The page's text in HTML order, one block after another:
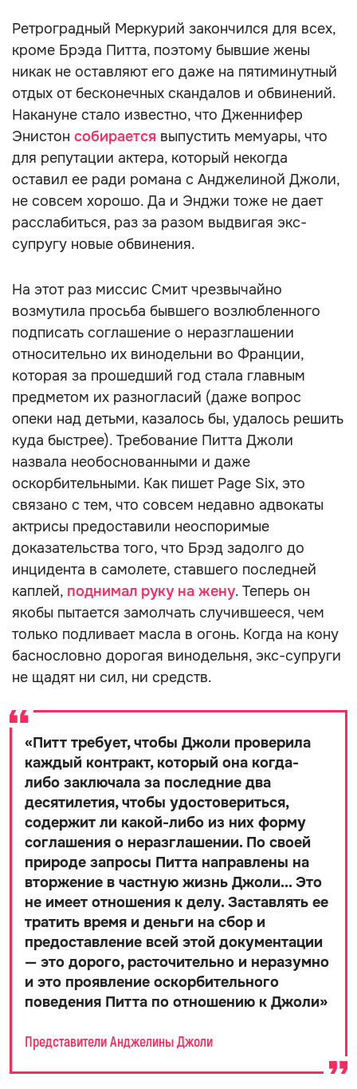
Ретроградный Меркурий закончился для всех,
кроме Брэда Питта, поэтому бывшие жены
никак не оставляют его даже на пятиминутный
отдых от бесконечных скандалов и обвинений.
Накануне стало известно, что Дженнифер
Энистон собирается выпустить мемуары, что
для репутации актера, который некогда
оставил ее ради романа с Анджелиной Джоли,
не совсем хорошо. Да и Энджи тоже не дает
расслабиться, раз за разом выдвигая экс-
супругу новые обвинения.
На этот раз миссис Смит чрезвычайно
возмутила просьба бывшего возлюбленного
подписать соглашение о неразглашении
относительно их винодельни во Франции,
которая за прошедший год стала главным
предметом их разногласий (даже вопрос
опеки над детьми, казалось бы, удалось решить
куда быстрее). Требование Питта Джоли
назвала необоснованными и даже
оскорбительными. Как пишет Page Six, это
связано с тем, что совсем недавно адвокаты
актрисы предоставили неоспоримые
доказательства того, что Брэд задолго до
инцидента в самолете, ставшего последней
каплей, поднимал руку на жену. Теперь он
якобы пытается замолчать случившееся, чем
только подливает масла в огонь. Когда на кону
баснословно дорогая винодельня, экс-супруги
не щадят ни сил, ни средств.
«Питт требует, чтобы Джоли проверила
каждый контракт, который она когда-
либо заключала за последние два
десятилетия, чтобы удостовериться,
содержит ли какой-либо из них форму
соглашения о неразглашении. По своей
природе запросы Питта направлены на
вторжение в частную жизнь Джоли... Это
не имеет отношения к делу. Заставлять ее
тратить время и деньги на сбор и
предоставление всей этой документации
— это дорого, расточительно и неразумно
и это проявление оскорбительного
поведения Питта по отношению к Джоли»
Представители Анджелины Джоли